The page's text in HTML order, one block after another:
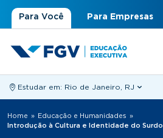
Para Você Para Empresas
Estudar em: Rio de Janeiro, RJ
Você está aqui
Home » Educação e Humanidades
»
Introdução à Cultura e Identidade do Surdo